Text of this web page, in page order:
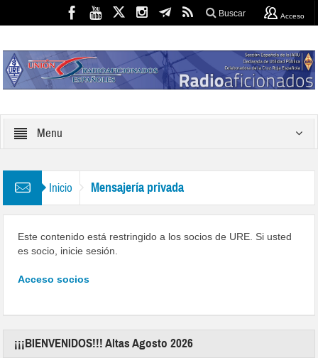
Buscar Acceso
Menu
Inicio Mensajería privada
Este contenido está restringido a los socios de URE. Si usted
es socio, inicie sesión.
Acceso socios
¡¡¡BIENVENIDOS!!! Altas Agosto 2026